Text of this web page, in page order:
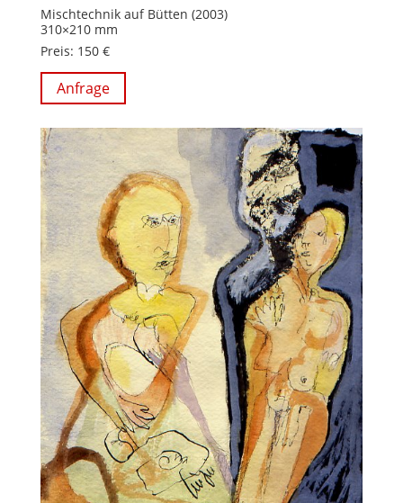
Mischtechnik auf Bütten (2003)
310×210 mm
Preis: 150 €
Anfrage